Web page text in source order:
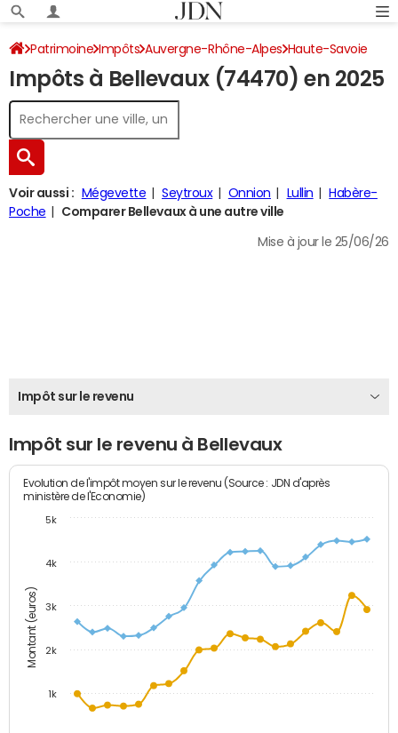
Patrimoine Impôts Auvergne-Rhône-Alpes Haute-Savoie
Bellevaux Impôt sur le revenu
Impôts à Bellevaux (74470) en 2025
Voir aussi : Mégevette Seytroux Onnion Lullin
Habère-
Poche
Comparer Bellevaux à une autre ville
Mise à jour le 25/06/26
Impôt sur le revenu
Impôt sur le revenu à Bellevaux
Montant (euros)
Evolution de l'impôt moyen sur le revenu (Source : JDN d'après
ministère de l'Economie)
1k
2k
3k
4k
5k